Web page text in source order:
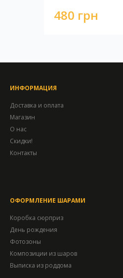
480 грн
ИНФОРМАЦИЯ
Доставка и оплата
Магазин
О нас
Скидки!
Контакты
ОФОРМЛЕНИЕ ШАРАМИ
Коробка сюрприз
День рождения
Фотозоны
Композиции из шаров
Выписка из роддома